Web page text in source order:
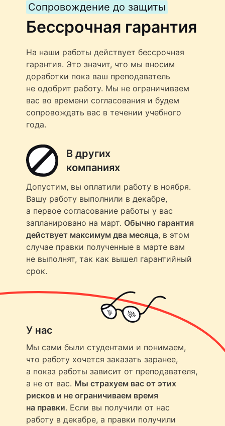
Сопровождение до защиты
Бессрочная гарантия
На наши работы действует бессрочная
гарантия. Это значит, что мы вносим
доработки пока ваш преподаватель
не одобрит работу. Мы не ограничиваем
вас во времени согласования и будем
сопровождать вас в течении учебного
года.
В других
компаниях
Допустим, вы оплатили работу в ноября.
Вашу работу выполнили в декабре,
а первое согласование работы у вас
запланировано на март. Обычно гарантия
действует максимум два месяца, в этом
случае правки полученные в марте вам
не выполнят, так как вышел гарантийный
срок.
У нас
Мы сами были студентами и понимаем,
что работу хочется заказать заранее,
а показ работы зависит от преподавателя,
а не от вас. Мы страхуем вас от этих
рисков и не ограничиваем время
на правки. Если вы получили от нас
работу в декабре, а правки получили